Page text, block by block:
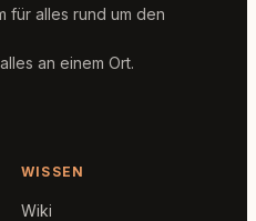
für alles rund um den
an einem Ort.
WISSEN
Wiki